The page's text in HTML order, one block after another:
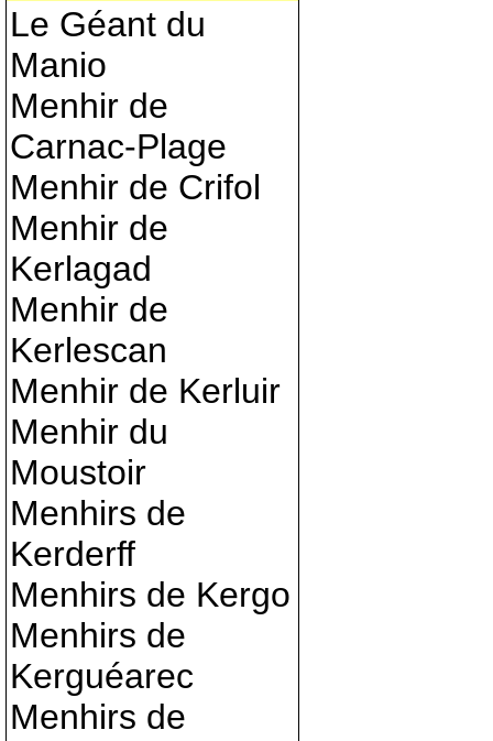
Le Géant du
Manio
Menhir de
Carnac-Plage
Menhir de Crifol
Menhir de
Kerlagad
Menhir de
Kerlescan
Menhir de Kerluir
Menhir du
Moustoir
Menhirs de
Kerderff
Menhirs de Kergo
Menhirs de
Kerguéarec
Menhirs de